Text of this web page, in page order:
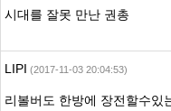
시대를 잘못 만난 권총
LIPI (2017-11-03 20:04:53)
리볼버도 한방에 장전할수있